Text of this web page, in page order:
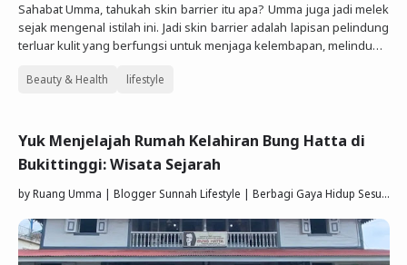
Sahabat Umma, tahukah skin barrier itu apa? Umma juga jadi melek
sejak mengenal istilah ini. Jadi skin barrier adalah lapisan pelindung
terluar kulit yang berfungsi untuk menjaga kelembapan, melindu…
Beauty & Health lifestyle
Yuk Menjelajah Rumah Kelahiran Bung Hatta di
Bukittinggi: Wisata Sejarah
byRuang Umma | Blogger Sunnah Lifestyle | Berbagi Gaya Hidup Sesuai Quran Sunnah